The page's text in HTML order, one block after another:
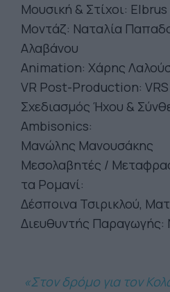
Μουσική & Στίχοι:
Μοντάζ: Ναταλία
Αλαβάνου
Animation: Χάρης
VR Post-Production:
Σχεδιασμός Ήχου &
Ambisonics:
Μανώλης Μανουσάκης
Μεσολαβητές /
τα Ρομανί:
Δέσποινα Τσιρικλού,
Διευθυντής Παραγωγής:
«Στον δρόμο για τον